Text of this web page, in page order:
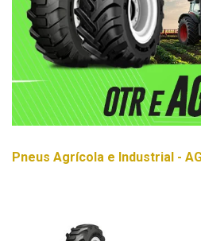
Pneus Agrícola e Industrial -